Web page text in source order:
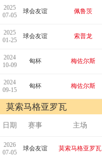
2025
07-05
球会友谊 佩鲁茨
2025
01-25
球会友谊 索普龙
2024
10-09
匈杯 梅佐尔斯
2024
09-15
匈杯 梅佐尔斯
莫索马格亚罗瓦
日期 赛事 主场
2026
07-05
球会友谊 莫索马格亚罗瓦